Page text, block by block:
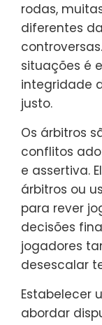
rodas,
diferentes
situações é
integridade
justo.
Os árbitros
conflitos
e assertiva.
árbitros ou
para rever
decisões
jogadores
desescalar
Estabelecer
abordar